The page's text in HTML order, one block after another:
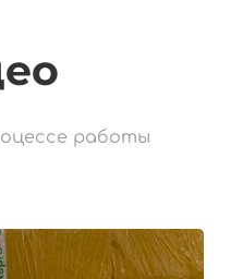
работы